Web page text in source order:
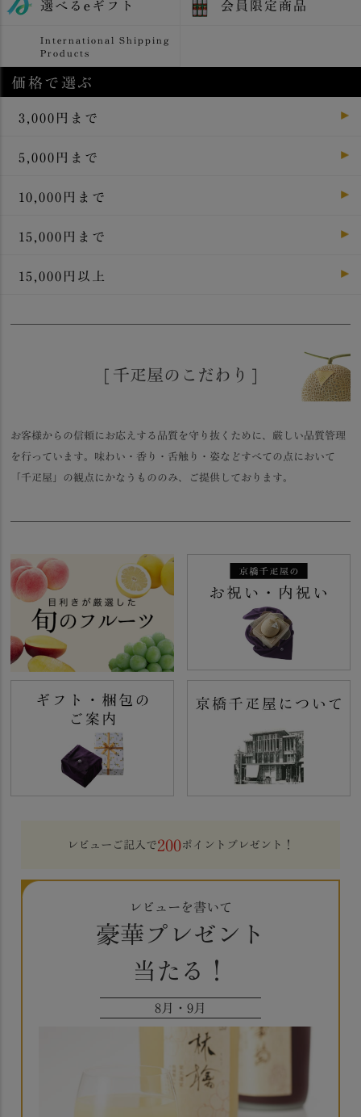
選べるeギフト 会員限定商品
International Shipping
Products
価格で選ぶ
3,000円まで
5,000円まで
10,000円まで
15,000円まで
15,000円以上
[ 千疋屋のこだわり ]
お客様からの信頼にお応えする品質を守り抜くために、厳しい品質管理
を行っています。味わい・香り・舌触り・姿などすべての点において
「千疋屋」の観点にかなうもののみ、ご提供しております。
レビューご記入で200ポイントプレゼント！
レビューを書いて
豪華プレゼント
当たる！
8月・9月